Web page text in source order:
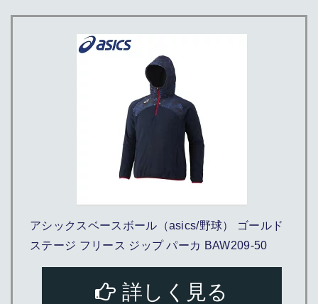
アシックスベースボール（asics/野球） ゴールド
ステージ フリース ジップ パーカ BAW209-50
詳しく見る